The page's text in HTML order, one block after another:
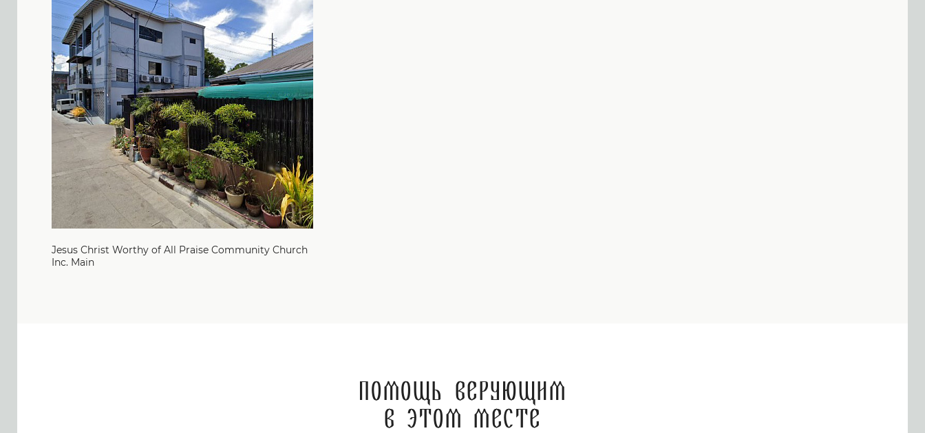
Jesus Christ Worthy of All Praise Community Church
Inc. Main
Помощь верующим
в этом месте